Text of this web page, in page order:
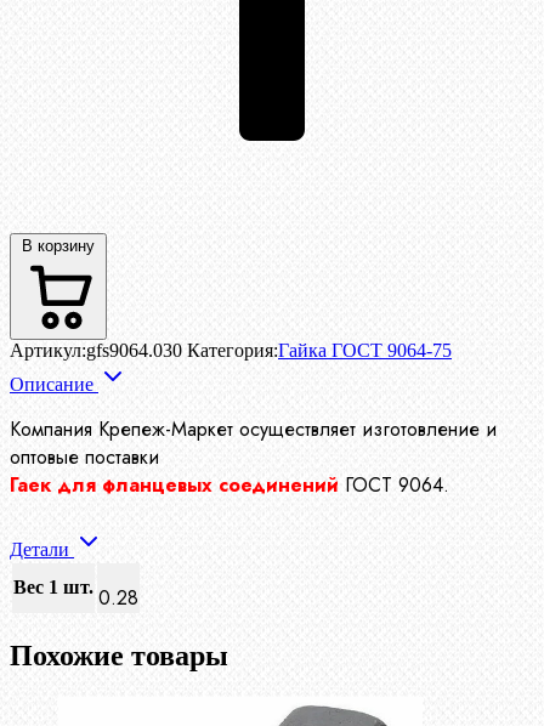
В корзину
Артикул:gfs9064.030 Категория:Гайка ГОСТ 9064-75
Описание
Компания Крепеж-Маркет осуществляет изготовление и
оптовые поставки
Гаек для фланцевых соединений ГОСТ 9064.
Детали
Вес 1 шт. 0.28
Похожие товары